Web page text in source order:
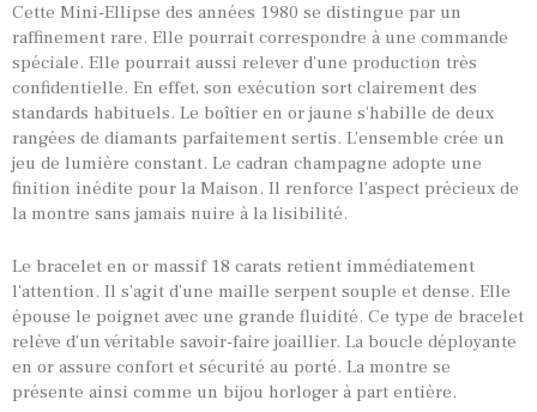
TOUTES NOS VINTAGES
MONTRES PAR HISTOIRES
Cette Mini-Ellipse des années 1980 se distingue par un
raffinement rare. Elle pourrait correspondre à une commande
spéciale. Elle pourrait aussi relever d’une production très
confidentielle. En effet, son exécution sort clairement des
standards habituels. Le boîtier en or jaune s’habille de deux
rangées de diamants parfaitement sertis. L’ensemble crée un
jeu de lumière constant. Le cadran champagne adopte une
finition inédite pour la Maison. Il renforce l’aspect précieux de
la montre sans jamais nuire à la lisibilité.
Le bracelet en or massif 18 carats retient immédiatement
l’attention. Il s’agit d’une maille serpent souple et dense. Elle
épouse le poignet avec une grande fluidité. Ce type de bracelet
relève d’un véritable savoir-faire joaillier. La boucle déployante
en or assure confort et sécurité au porté. La montre se
présente ainsi comme un bijou horloger à part entière.